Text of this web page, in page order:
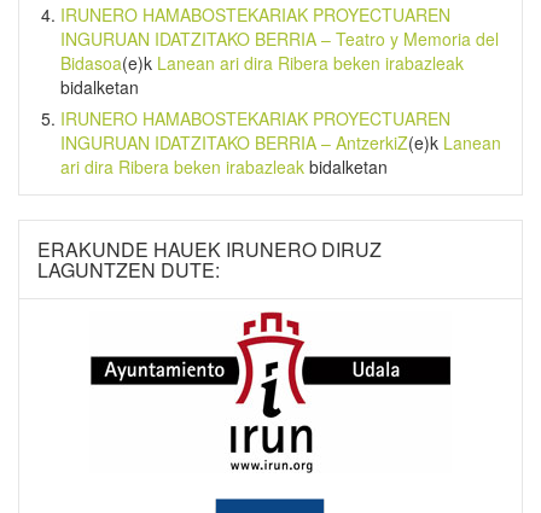
IRUNERO HAMABOSTEKARIAK PROYECTUAREN
INGURUAN IDATZITAKO BERRIA – Teatro y Memoria del
Bidasoa(e)k Lanean ari dira Ribera beken irabazleak
bidalketan
IRUNERO HAMABOSTEKARIAK PROYECTUAREN
INGURUAN IDATZITAKO BERRIA – AntzerkiZ(e)k Lanean
ari dira Ribera beken irabazleak bidalketan
ERAKUNDE HAUEK IRUNERO DIRUZ
LAGUNTZEN DUTE: